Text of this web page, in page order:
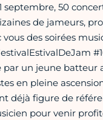
septembre, 50
de jameurs,
vous des soirées
par un jeune batteur
en pleine
déjà figure de
pour venir